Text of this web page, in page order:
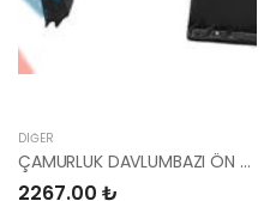
DIĞER
ÇAMURLUK DAVLUMBAZI ÖN SOL İ20 2020- 86811-Q0000-MOBIS-S
2267.00 ₺